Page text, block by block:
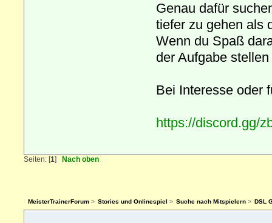
Genau dafür
tiefer zu gehen als
Wenn du Spaß
der Aufgabe
Bei Interesse oder
https://discord.gg/
Seiten: [1]Nach oben
MeisterTrainerForum> Stories und Onlinespiel > Suche nach Mitspielern> DSL